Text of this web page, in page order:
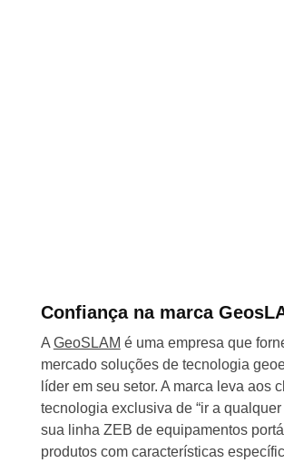
Confiança na marca
A GeoSLAM é uma empresa que
mercado soluções de tecnologia
líder em seu setor. A marca leva aos
tecnologia exclusiva de “ir a qualquer
sua linha ZEB de equipamentos
produtos com características